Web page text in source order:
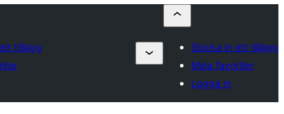
tillägg
Skicka in ett tillägg
Mina favoriter
Logga in